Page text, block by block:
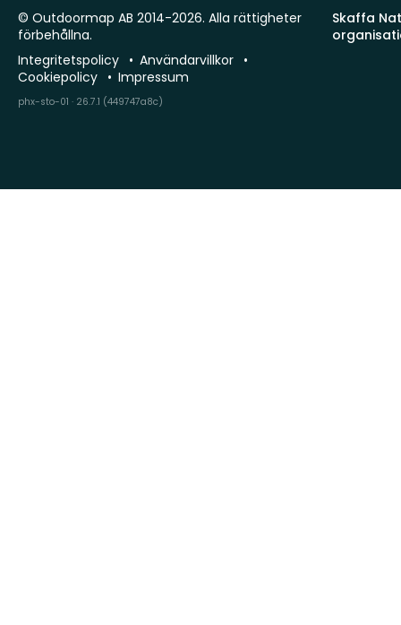
Skaffa
© Outdoormap AB 2014-2026. Alla rättigheter
förbehållna.
Integritetspolicy
Användarvillkor
Cookiepolicy
Impressum
phx-sto-01 · 26.7.1 (449747a8c)